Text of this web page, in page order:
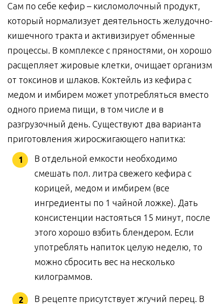
Сам по себе кефир – кисломолочный продукт,
который нормализует деятельность желудочно-
кишечного тракта и активизирует обменные
процессы. В комплексе с пряностями, он хорошо
расщепляет жировые клетки, очищает организм
от токсинов и шлаков. Коктейль из кефира с
медом и имбирем может употребляться вместо
одного приема пищи, в том числе и в
разгрузочный день. Существуют два варианта
приготовления жиросжигающего напитка:
В отдельной емкости необходимо
смешать пол. литра свежего кефира с
корицей, медом и имбирем (все
ингредиенты по 1 чайной ложке). Дать
консистенции настояться 15 минут, после
этого хорошо взбить блендером. Если
употреблять напиток целую неделю, то
можно сбросить вес на несколько
килограммов.
В рецепте присутствует жгучий перец. В